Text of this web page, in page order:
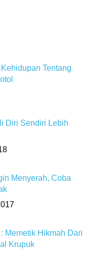
Tentang
Diri Sendiri Lebih
Menyerah, Coba
Memetik Hikmah Dari
Krupuk